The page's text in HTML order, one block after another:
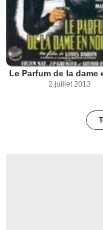
Le Parfum de la dame
2 juillet 2013